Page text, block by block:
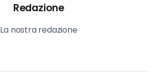
Redazione
La nostra redazione